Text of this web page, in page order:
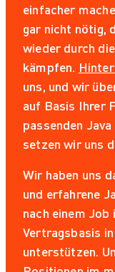
einfacher
gar nicht nötig,
wieder durch
kämpfen.
uns, und wir
auf Basis Ihrer
passenden
setzen wir uns
Wir haben uns
und erfahrene
nach einem
Vertragsbasis
unterstützen.